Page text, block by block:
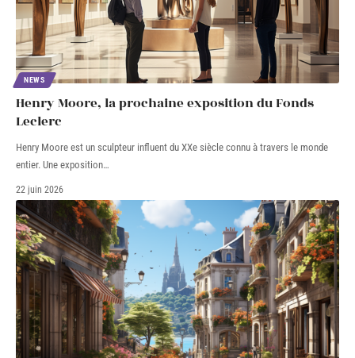
NEWS
Henry Moore, la prochaine exposition du Fonds
Leclerc
Henry Moore est un sculpteur influent du XXe siècle connu à travers le monde
entier. Une exposition…
22 juin 2026